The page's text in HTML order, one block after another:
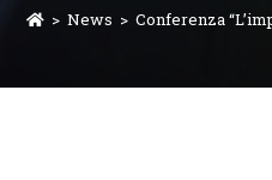
> News > Conferenza